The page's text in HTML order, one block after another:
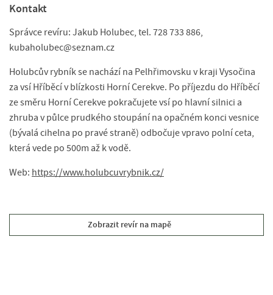
Kontakt
Správce revíru: Jakub Holubec, tel. 728 733 886,
kubaholubec@seznam.cz
Holubcův rybník se nachází na Pelhřimovsku v kraji Vysočina
za vsí Hříběcí v blízkosti Horní Cerekve. Po příjezdu do Hříběcí
ze směru Horní Cerekve pokračujete vsí po hlavní silnici a
zhruba v půlce prudkého stoupání na opačném konci vesnice
(bývalá cihelna po pravé straně) odbočuje vpravo polní ceta,
která vede po 500m až k vodě.
Web: https://www.holubcuvrybnik.cz/
Zobrazit revír na mapě